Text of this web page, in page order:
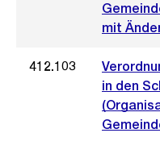
mit
412.103
in den